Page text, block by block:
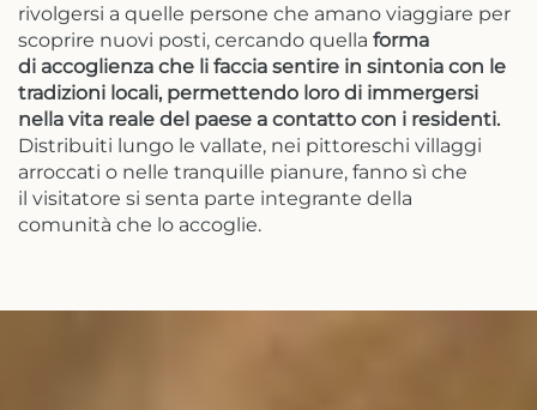
rivolgersi a quelle persone che amano viaggiare per
scoprire nuovi posti, cercando quella forma
di accoglienza che li faccia sentire in sintonia con le
tradizioni locali, permettendo loro di immergersi
nella vita reale del paese a contatto con i residenti.
Distribuiti lungo le vallate, nei pittoreschi villaggi
arroccati o nelle tranquille pianure, fanno sì che
il visitatore si senta parte integrante della
comunità che lo accoglie.